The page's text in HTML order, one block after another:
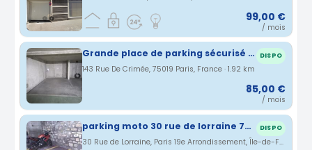
99,00 €
/ mois
Grande place de parking sécurisé avec borne de recharge DISPO
143 Rue De Crimée, 75019 Paris, France · 1.92 km
85,00 €
/ mois
parking moto 30 rue de lorraine 75019 Paris DISPO
30 Rue de Lorraine, Paris 19e Arrondissement, Île-de-France, France · 1.95 km